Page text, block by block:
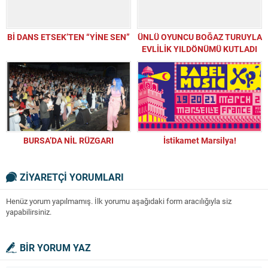
Bİ DANS ETSEK’TEN “YİNE SEN”
ÜNLÜ OYUNCU BOĞAZ TURUYLA
EVLİLİK YILDÖNÜMÜ KUTLADI
BURSA’DA NİL RÜZGARI İstikamet Marsilya!
ZİYARETÇİ YORUMLARI
Henüz yorum yapılmamış. İlk yorumu aşağıdaki form aracılığıyla siz
yapabilirsiniz.
BİR YORUM YAZ